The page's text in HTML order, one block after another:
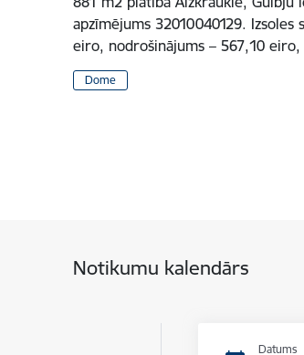
apzīmējums 32010040129.
eiro, nodrošinājums – 567,10
Dome
Notikumu kalendārs
Datums